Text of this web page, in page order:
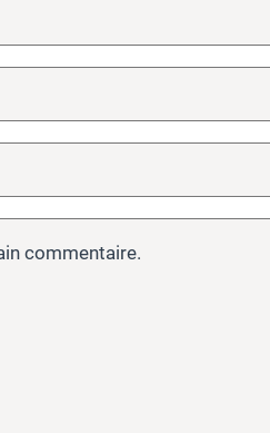
commentaire.